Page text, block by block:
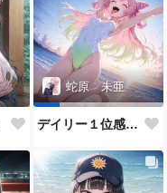
蛇原 未亜
デイリー１位感謝と勝利の喜び